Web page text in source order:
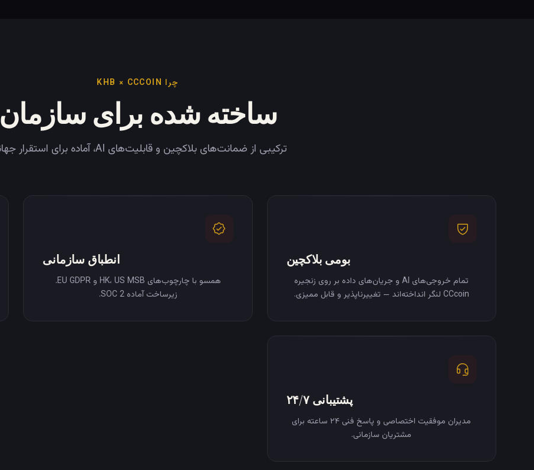
چرا KHB × CCCOIN
ساخته شده برای سازمان
ترکیبی از ضمانت‌های بلاکچین و قابلیت‌های AI، آماده برای استقرار جهانی.
بومی بلاکچین
تمام خروجی‌های AI و جریان‌های داده بر روی زنجیره
CCcoin لنگر انداخته‌اند — تغییرناپذیر و قابل ممیزی.
انطباق سازمانی
همسو با چارچوب‌های HK، US MSB و EU GDPR.
زیرساخت آماده SOC 2.
پشتیبانی ۲۴/۷
مدیران موفقیت اختصاصی و پاسخ فنی ۲۴ ساعته برای
مشتریان سازمانی.